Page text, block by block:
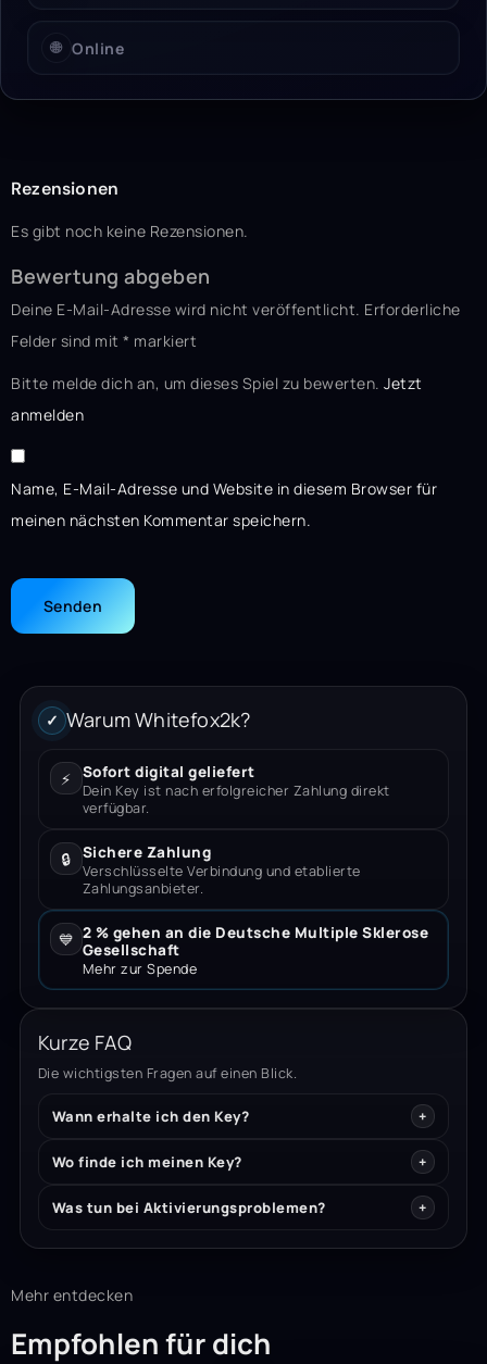
🌐 Online
Rezensionen
Es gibt noch keine Rezensionen.
Bewertung abgeben
Deine E-Mail-Adresse wird nicht veröffentlicht. Erforderliche
Felder sind mit * markiert
Bitte melde dich an, um dieses Spiel zu bewerten. Jetzt
anmelden
Name, E-Mail-Adresse und Website in diesem Browser für
meinen nächsten Kommentar speichern.
✓ Warum Whitefox2k?
⚡ Sofort digital geliefert
Dein Key ist nach erfolgreicher Zahlung direkt
verfügbar.
🔒 Sichere Zahlung
Verschlüsselte Verbindung und etablierte
Zahlungsanbieter.
💙 2 % gehen an die Deutsche Multiple Sklerose
Gesellschaft
Mehr zur Spende
Kurze FAQ
Die wichtigsten Fragen auf einen Blick.
Wann erhalte ich den Key?
Wo finde ich meinen Key?
Was tun bei Aktivierungsproblemen?
Mehr entdecken
Empfohlen für dich